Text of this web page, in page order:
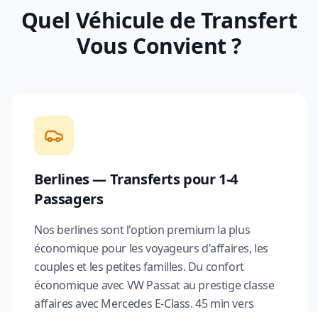
Quel Véhicule de Transfert
Vous Convient ?
Berlines — Transferts pour 1-4
Passagers
Nos berlines sont l'option premium la plus
économique pour les voyageurs d'affaires, les
couples et les petites familles. Du confort
économique avec VW Passat au prestige classe
affaires avec Mercedes E-Class. 45 min vers